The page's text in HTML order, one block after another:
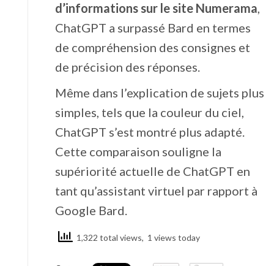
d’informations sur le site Numerama,
ChatGPT a surpassé Bard en termes
de compréhension des consignes et
de précision des réponses.
Même dans l’explication de sujets plus
simples, tels que la couleur du ciel,
ChatGPT s’est montré plus adapté.
Cette comparaison souligne la
supériorité actuelle de ChatGPT en
tant qu’assistant virtuel par rapport à
Google Bard.
1,322 total views, 1 views today